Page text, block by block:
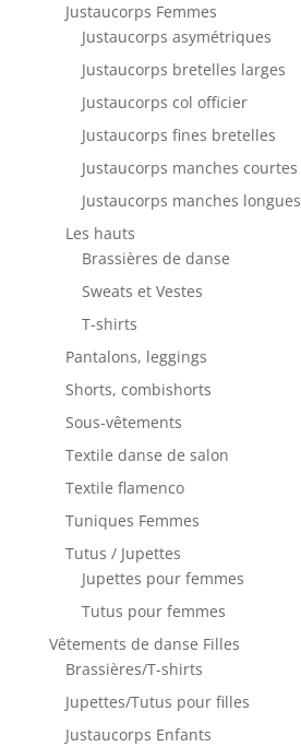
Justaucorps Femmes
Justaucorps asymétriques
Justaucorps bretelles larges
Justaucorps col officier
Justaucorps fines bretelles
Justaucorps manches courtes
Justaucorps manches longues
Les hauts
Brassières de danse
Sweats et Vestes
T-shirts
Pantalons, leggings
Shorts, combishorts
Sous-vêtements
Textile danse de salon
Textile flamenco
Tuniques Femmes
Tutus / Jupettes
Jupettes pour femmes
Tutus pour femmes
Vêtements de danse Filles
Brassières/T-shirts
Jupettes/Tutus pour filles
Justaucorps Enfants